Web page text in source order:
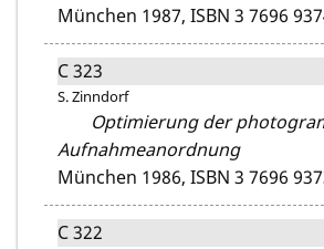
München 1987, ISBN 3 7696
C 323
S. Zinndorf
Optimierung der
Aufnahmeanordnung
München 1986, ISBN 3 7696
C 322